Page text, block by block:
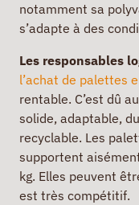
notamment sa
s’adapte à des
Les responsables
l’achat de palettes
rentable. C’est dû
solide, adaptable,
recyclable. Les
supportent
kg. Elles peuvent
est très compétitif.